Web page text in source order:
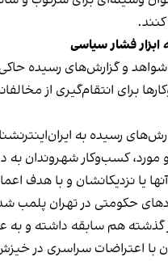
ابزار فشار سیاسی
شواهد و گزارش‌های رسیده
برای انتقام‌گیری از
رسیده به
کسب‌وکار شهروندان به
یا نزدیکانشان و با هدف
حکومتی در تهران پلمب
گذشته هم سابقه داشته و به
با اعتراضات سراسری در